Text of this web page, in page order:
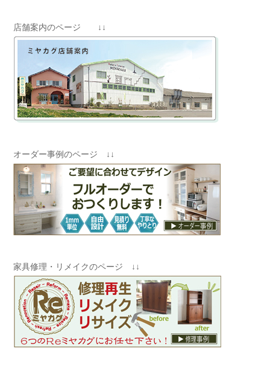
店舗案内のページ ↓↓
オーダー事例のページ ↓↓
家具修理・リメイクのページ ↓↓